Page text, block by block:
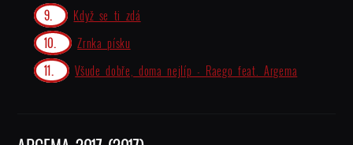
Když se ti zdá
Zrnka písku
Všude dobře, doma nejlíp - Raego feat. Argema